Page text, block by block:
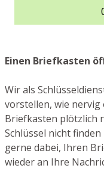
Einen Briefkasten
Wir als
vorstellen, wie nervig
Briefkasten plötzlich
Schlüssel nicht
gerne dabei, Ihren
wieder an Ihre